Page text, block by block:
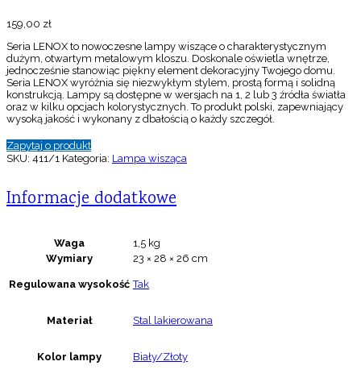
159,00 zł
Seria LENOX to nowoczesne lampy wiszące o charakterystycznym
dużym, otwartym metalowym kloszu. Doskonale oświetla wnętrze,
jednocześnie stanowiąc piękny element dekoracyjny Twojego domu.
Seria LENOX wyróżnia się niezwykłym stylem, prostą formą i solidną
konstrukcją. Lampy są dostępne w wersjach na 1, 2 lub 3 źródła światła
oraz w kilku opcjach kolorystycznych. To produkt polski, zapewniający
wysoką jakość i wykonany z dbałością o każdy szczegół.
Zapytaj o produkt
SKU: 411/1 Kategoria: Lampa wisząca
Informacje dodatkowe
Waga
1,5 kg
Wymiary
23 × 28 × 26 cm
Regulowana wysokość Tak
Materiał Stal lakierowana
Kolor lampy Biały/Złoty